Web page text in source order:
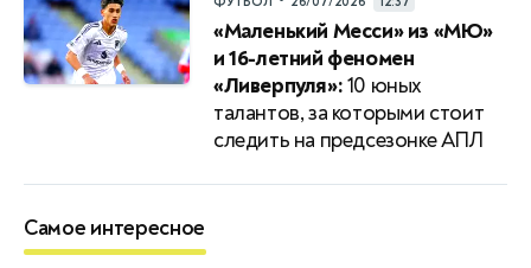
«Маленький Месси» из «МЮ»
и 16-летний феномен
«Ливерпуля»:10 юных
талантов, за которыми стоит
следить на предсезонке АПЛ
Самое интересное